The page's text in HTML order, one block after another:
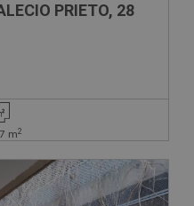
PRIETO, 28
m2